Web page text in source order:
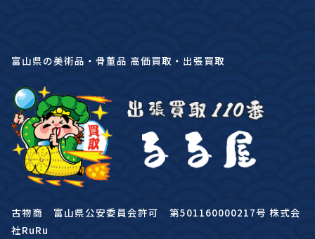
富山県の美術品・骨董品 高価買取・出張買取
古物商 富山県公安委員会許可 第501160000217号 株式会
社RuRu